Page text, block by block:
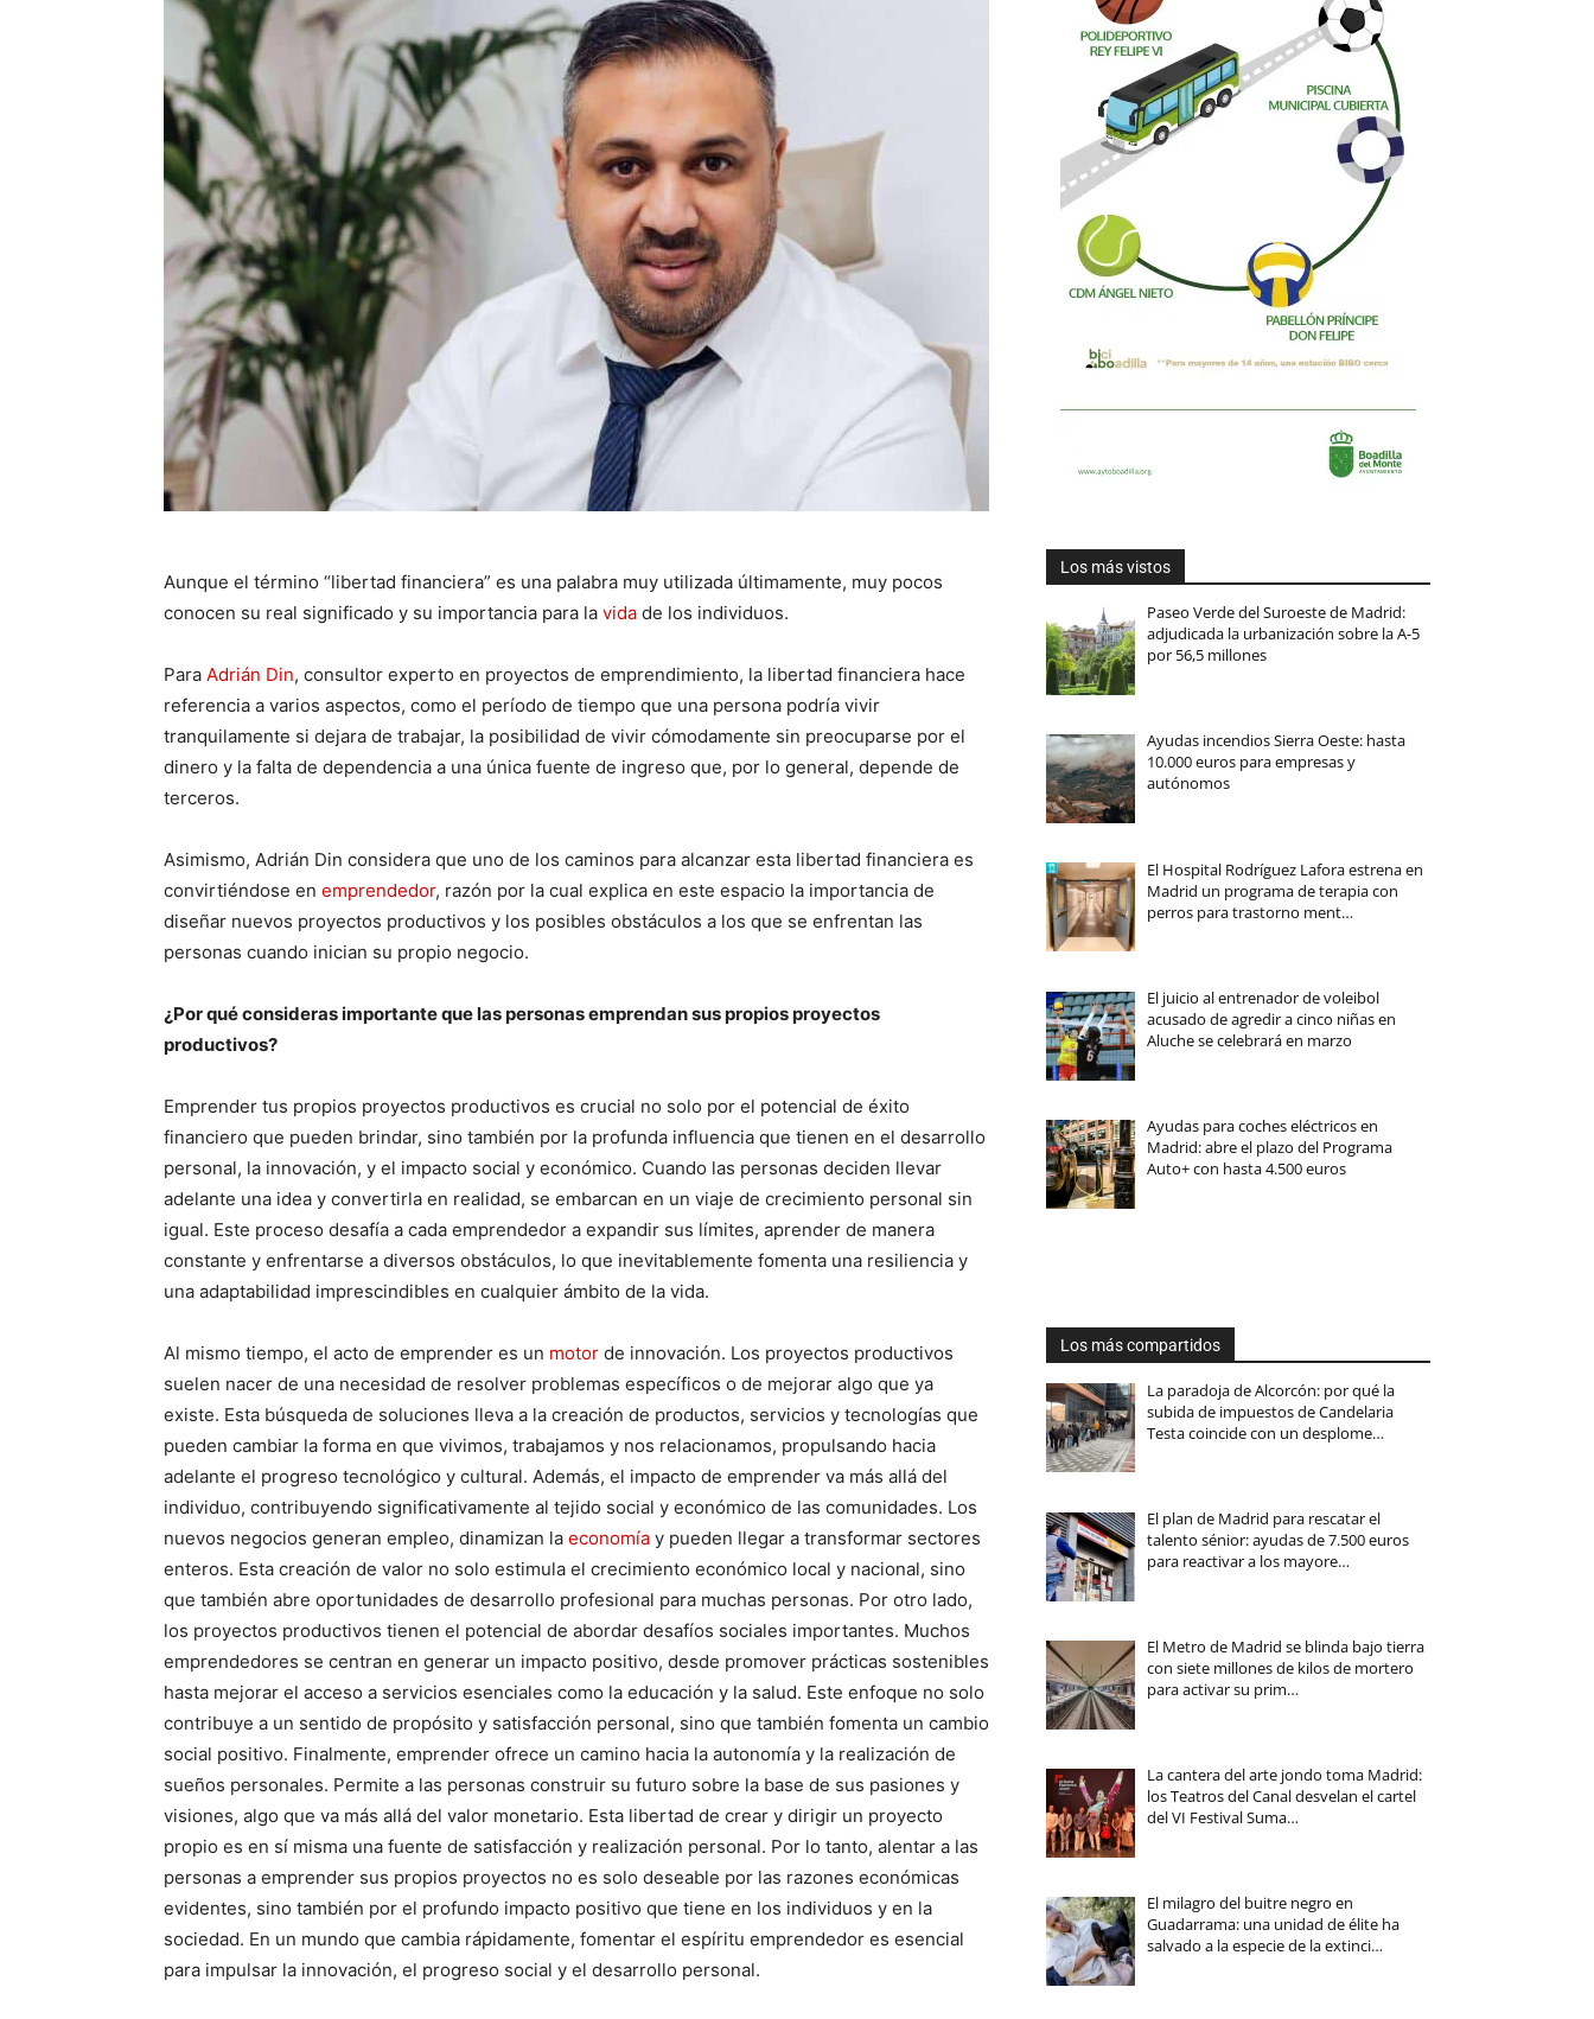
Aunque el término “libertad financiera” es una palabra muy utilizada últimamente, muy pocos
conocen su real significado y su importancia para la vida de los individuos.
Para Adrián Din, consultor experto en proyectos de emprendimiento, la libertad financiera hace
referencia a varios aspectos, como el período de tiempo que una persona podría vivir
tranquilamente si dejara de trabajar, la posibilidad de vivir cómodamente sin preocuparse por el
dinero y la falta de dependencia a una única fuente de ingreso que, por lo general, depende de
terceros.
Asimismo, Adrián Din considera que uno de los caminos para alcanzar esta libertad financiera es
convirtiéndose en emprendedor, razón por la cual explica en este espacio la importancia de
diseñar nuevos proyectos productivos y los posibles obstáculos a los que se enfrentan las
personas cuando inician su propio negocio.
¿Por qué consideras importante que las personas emprendan sus propios proyectos
productivos?
Emprender tus propios proyectos productivos es crucial no solo por el potencial de éxito
financiero que pueden brindar, sino también por la profunda influencia que tienen en el desarrollo
personal, la innovación, y el impacto social y económico. Cuando las personas deciden llevar
adelante una idea y convertirla en realidad, se embarcan en un viaje de crecimiento personal sin
igual. Este proceso desafía a cada emprendedor a expandir sus límites, aprender de manera
constante y enfrentarse a diversos obstáculos, lo que inevitablemente fomenta una resiliencia y
una adaptabilidad imprescindibles en cualquier ámbito de la vida.
Al mismo tiempo, el acto de emprender es un motor de innovación. Los proyectos productivos
suelen nacer de una necesidad de resolver problemas específicos o de mejorar algo que ya
existe. Esta búsqueda de soluciones lleva a la creación de productos, servicios y tecnologías que
pueden cambiar la forma en que vivimos, trabajamos y nos relacionamos, propulsando hacia
adelante el progreso tecnológico y cultural. Además, el impacto de emprender va más allá del
individuo, contribuyendo significativamente al tejido social y económico de las comunidades. Los
nuevos negocios generan empleo, dinamizan la economía y pueden llegar a transformar sectores
enteros. Esta creación de valor no solo estimula el crecimiento económico local y nacional, sino
que también abre oportunidades de desarrollo profesional para muchas personas. Por otro lado,
los proyectos productivos tienen el potencial de abordar desafíos sociales importantes. Muchos
emprendedores se centran en generar un impacto positivo, desde promover prácticas sostenibles
hasta mejorar el acceso a servicios esenciales como la educación y la salud. Este enfoque no solo
contribuye a un sentido de propósito y satisfacción personal, sino que también fomenta un cambio
social positivo. Finalmente, emprender ofrece un camino hacia la autonomía y la realización de
sueños personales. Permite a las personas construir su futuro sobre la base de sus pasiones y
visiones, algo que va más allá del valor monetario. Esta libertad de crear y dirigir un proyecto
propio es en sí misma una fuente de satisfacción y realización personal. Por lo tanto, alentar a las
personas a emprender sus propios proyectos no es solo deseable por las razones económicas
evidentes, sino también por el profundo impacto positivo que tiene en los individuos y en la
sociedad. En un mundo que cambia rápidamente, fomentar el espíritu emprendedor es esencial
para impulsar la innovación, el progreso social y el desarrollo personal.
Los más vistos
Paseo Verde del Suroeste de Madrid:
adjudicada la urbanización sobre la A-5
por 56,5 millones
Ayudas incendios Sierra Oeste: hasta
10.000 euros para empresas y
autónomos
El Hospital Rodríguez Lafora estrena en
Madrid un programa de terapia con
perros para trastorno ment…
El juicio al entrenador de voleibol
acusado de agredir a cinco niñas en
Aluche se celebrará en marzo
Ayudas para coches eléctricos en
Madrid: abre el plazo del Programa
Auto+ con hasta 4.500 euros
Los más compartidos
La paradoja de Alcorcón: por qué la
subida de impuestos de Candelaria
Testa coincide con un desplome…
El plan de Madrid para rescatar el
talento sénior: ayudas de 7.500 euros
para reactivar a los mayore…
El Metro de Madrid se blinda bajo tierra
con siete millones de kilos de mortero
para activar su prim…
La cantera del arte jondo toma Madrid:
los Teatros del Canal desvelan el cartel
del VI Festival Suma…
El milagro del buitre negro en
Guadarrama: una unidad de élite ha
salvado a la especie de la extinci…